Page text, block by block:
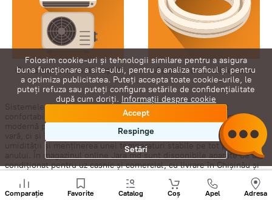
Conditionere multi-split Accesorii conditionere
Sistemele de climatizare reprezintă baza unui microclimat
confortabil într-un apartament, casă sau birou. Tehnica climatică
modernă permite nu doar răcirea eficientă a aerului pe timp de
vară, ci și încălzirea spațiilor în sezonul de tranziție, reducerea
umidității și menținerea unei temperaturi stabile pe tot parcursul
anului. În magazinul online Jara.md sunt disponibile aparate de aer
condiționat pentru uz casnic și comercial, cu livrare în Chișinău și
Comparație Favorite Catalog Coș Apel Adresa
Sunați
+
Folosim cookie-uri și tehnologii similare pentru a asigura
buna funcționare a site-ului, pentru a analiza traficul și pentru
a optimiza publicitatea. Puteți accepta toate cookie-urile, le
puteți refuza sau puteți configura setările de confidențialitate
după cum doriți. Informații despre cookie
Accept
Respinge
Setări